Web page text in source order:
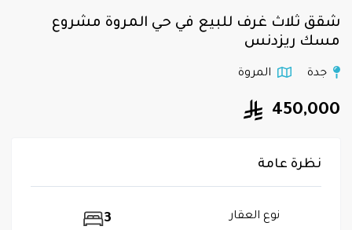
شقق ثلاث غرف للبيع في حي المروة مشروع
مسك ريزدنس
جدة المروة
450,000
نظرة عامة
نوع العقار 3